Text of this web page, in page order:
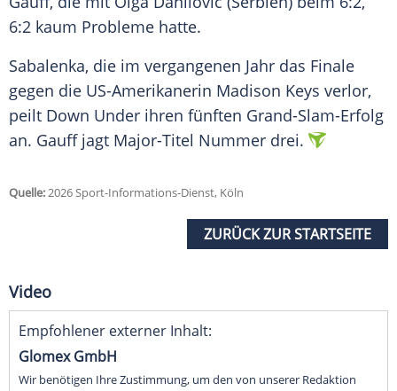
6:2 kaum Probleme hatte.
Sabalenka, die im vergangenen Jahr das Finale
gegen die US-Amerikanerin Madison Keys verlor,
peilt Down Under ihren fünften Grand-Slam-Erfolg
an. Gauff jagt Major-Titel Nummer drei.
Quelle:2026 Sport-Informations-Dienst, Köln
ZURÜCK ZUR STARTSEITE
Video
Empfohlener externer Inhalt:
Glomex GmbH
Wir benötigen Ihre Zustimmung, um den von unserer Redaktion